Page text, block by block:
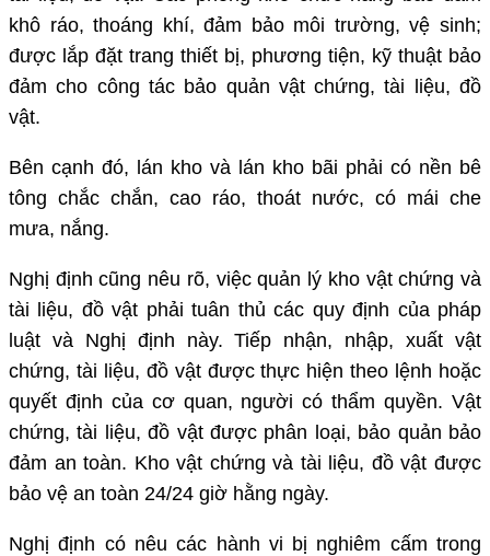
khô ráo, thoáng khí, đảm bảo môi trường, vệ sinh;
được lắp đặt trang thiết bị, phương tiện, kỹ thuật bảo
đảm cho công tác bảo quản vật chứng, tài liệu, đồ
vật.
Bên cạnh đó, lán kho và lán kho bãi phải có nền bê
tông chắc chắn, cao ráo, thoát nước, có mái che
mưa, nắng.
Nghị định cũng nêu rõ, việc quản lý kho vật chứng và
tài liệu, đồ vật phải tuân thủ các quy định của pháp
luật và Nghị định này. Tiếp nhận, nhập, xuất vật
chứng, tài liệu, đồ vật được thực hiện theo lệnh hoặc
quyết định của cơ quan, người có thẩm quyền. Vật
chứng, tài liệu, đồ vật được phân loại, bảo quản bảo
đảm an toàn. Kho vật chứng và tài liệu, đồ vật được
bảo vệ an toàn 24/24 giờ hằng ngày.
Nghị định có nêu các hành vi bị nghiêm cấm trong